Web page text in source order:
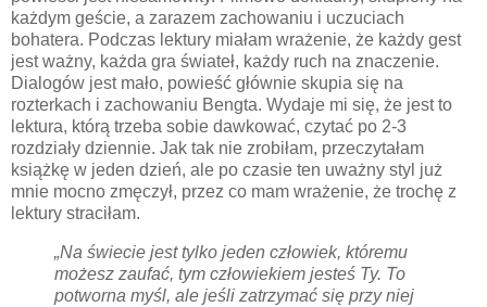
każdym geście, a zarazem zachowaniu i uczuciach
bohatera. Podczas lektury miałam wrażenie, że każdy gest
jest ważny, każda gra świateł, każdy ruch na znaczenie.
Dialogów jest mało, powieść głównie skupia się na
rozterkach i zachowaniu Bengta. Wydaje mi się, że jest to
lektura, którą trzeba sobie dawkować, czytać po 2-3
rozdziały dziennie. Jak tak nie zrobiłam, przeczytałam
książkę w jeden dzień, ale po czasie ten uważny styl już
mnie mocno zmęczył, przez co mam wrażenie, że trochę z
lektury straciłam.
„Na świecie jest tylko jeden człowiek, któremu
możesz zaufać, tym człowiekiem jesteś Ty. To
potworna myśl, ale jeśli zatrzymać się przy niej